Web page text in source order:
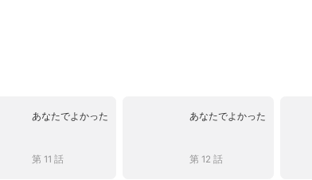
あなたでよかった
第 11 話
あなたでよかった
第 12 話